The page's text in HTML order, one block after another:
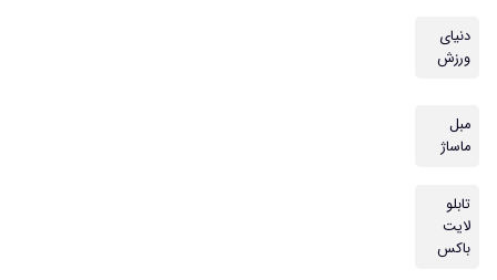
دنیای
ورزش
مبل
ماساژ
تابلو
لایت
باکس